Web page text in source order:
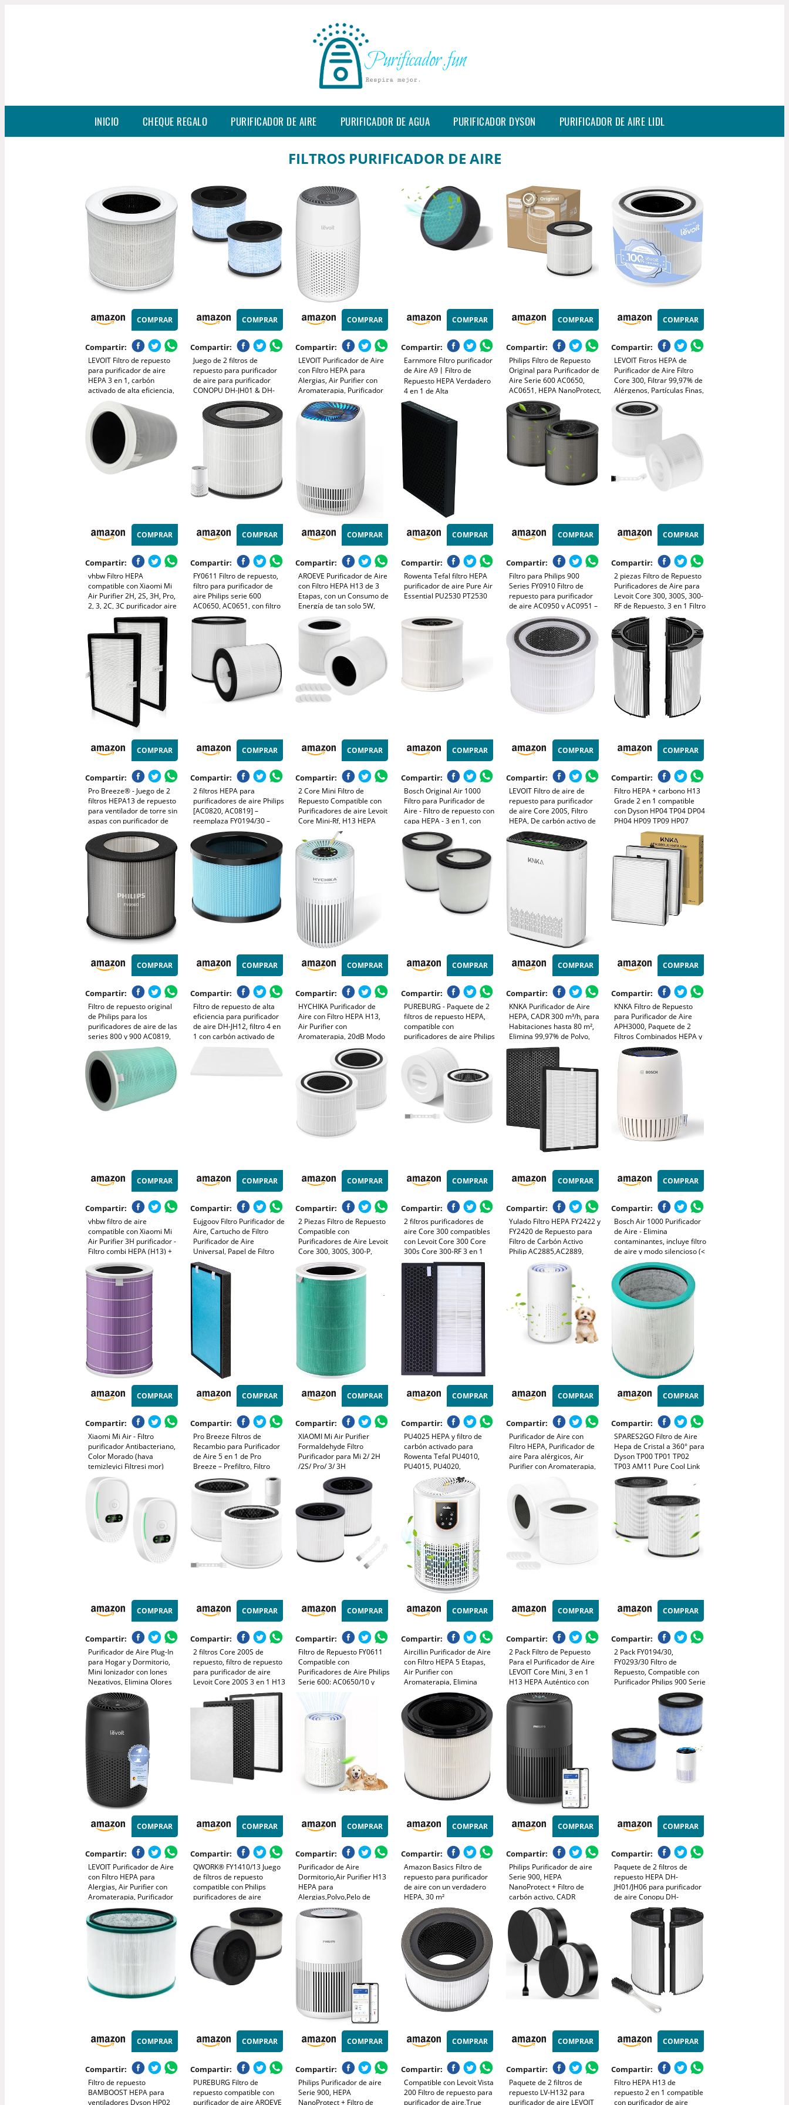
INICIO CHEQUE REGALO PURIFICADOR DE AIRE PURIFICADOR DE AGUA PURIFICADOR DYSON PURIFICADOR DE AIRE LIDL
FILTROS PURIFICADOR DE AIRE
COMPRAR
Compartir:
LEVOIT Filtro de repuesto
para purificador de aire
HEPA 3 en 1, carbón
activado de alta eficiencia,
núcleo mini-RF blanco
COMPRAR
Compartir:
Juego de 2 filtros de
repuesto para purificador
de aire para purificador
CONOPU DH-JH01 & DH-
JH06, MK01 Filtro de
repuesto HEPA compatible
con AROEVE MK06, ToLife
TZ-K1, Kloudi DH-JH01, filtro
COMPRAR
Compartir:
LEVOIT Purificador de Aire
con Filtro HEPA para
Alergias, Air Purifier con
Aromaterapia, Purificador
Aire Silencioso 25dB, Bajo
Consumo de Energía de 7W,
Core Mini
COMPRAR
Compartir:
Earnmore Filtro purificador
de Aire A9丨Filtro de
Repuesto HEPA Verdadero
4 en 1 de Alta
eficiencia,Compatible con
purificador de Aire, Elimina
los olores y el 99.7% de Las
partículas en el Aire.
COMPRAR
Compartir:
Philips Filtro de Repuesto
Original para Purificador de
Aire Serie 600 AC0650,
AC0651, HEPA NanoProtect,
12 Meses de Vida Útil
(FY0611/30)
COMPRAR
Compartir:
LEVOIT Fitros HEPA de
Purificador de Aire Filtro
Core 300, Filtrar 99,97% de
Alérgenos, Partículas Finas,
Tabaco, Humo, Polvo, Polen,
Core 300S-RF
COMPRAR
Compartir:
vhbw Filtro HEPA
compatible con Xiaomi Mi
Air Purifier 2H, 2S, 3H, Pro,
2, 3, 2C, 3C purificador aire
- Filtro de repuesto
COMPRAR
Compartir:
FY0611 Filtro de repuesto,
filtro para purificador de
aire Philips serie 600
AC0650, AC0651, con filtro
previo y HEPA NanoProtect.
Elimina eficazmente el
alérgenos y el polen
COMPRAR
Compartir:
AROEVE Purificador de Aire
con Filtro HEPA H13 de 3
Etapas, con un Consumo de
Energía de tan solo 5W,
Aroma, Combate el Polen,
el Humo y el Pelo de
COMPRAR
Compartir:
Rowenta Tefal filtro HEPA
purificador de aire Pure Air
Essential PU2530 PT2530
COMPRAR
Compartir:
Filtro para Philips 900
Series FY0910 Filtro de
repuesto para purificador
de aire AC0950 y AC0951 –
3 en 1 HEPA NanoProtect
H13 + carbón activo + capa
de fibra, FY0910/30
(paquete de 2)
COMPRAR
Compartir:
2 piezas Filtro de Repuesto
Purificadores de Aire para
Levoit Core 300, 300S, 300-
RF de Repuesto, 3 en 1 Filtro
H13 HEPA Filtros de Carbón
Activado, elimina el 99% del
polvo y las partículas
COMPRAR
Compartir:
Pro Breeze® - Juego de 2
filtros HEPA13 de repuesto
para ventilador de torre sin
aspas con purificador de
aire (PB-F-22FW)
COMPRAR
Compartir:
2 filtros HEPA para
purificadores de aire Philips
[AC0820, AC0819] –
reemplaza FY0194/30 –
filtro de repuesto para aire
limpio y alergias
COMPRAR
Compartir:
2 Core Mini Filtro de
Repuesto Compatible con
Purificadores de aire Levoit
Core Mini-Rf, H13 HEPA
Triple Filtración Purificador
de Aire con 12 Esponjas
Aromáticas
COMPRAR
Compartir:
Bosch Original Air 1000
Filtro para Purificador de
Aire - Filtro de repuesto con
capa HEPA - 3 en 1, con
filtro de carbón activo - para
polvo, polvo fino y olores en
el aire
COMPRAR
Compartir:
LEVOIT Filtro de aire de
repuesto para purificador
de aire Core 200S, Filtro
HEPA, De carbón activo de
alta eficiencia y prefiltro,
Contra alergias, Humo,
Polvo, Polen, Color Blanco
COMPRAR
Compartir:
Filtro HEPA + carbono H13
Grade 2 en 1 compatible
con Dyson HP04 TP04 DP04
PH04 HP09 TP09 HP07
TP07 PH03 PH01
COMPRAR
Compartir:
Filtro de repuesto original
de Philips para los
purificadores de aire de las
series 800 y 900 AC0819,
AC0820, AC0920, AC0921,
HEPA NanoProtect, 12
meses de duración,
negro/blanco (FY0900/30)
COMPRAR
Compartir:
Filtro de repuesto de alta
eficiencia para purificador
de aire DH-JH12, filtro 4 en
1 con carbón activado de
alto rendimiento y prefiltro–
y COV
COMPRAR
Compartir:
HYCHIKA Purificador de
Aire con Filtro HEPA H13,
Air Purifier con
Aromaterapia, 20dB Modo
Sueño, Elimina 99,97% de
Polvo, Polen, Humo y
Olores, 3 Luces Nocturnas,
Temporizador, para Hogar
y Dormitorio
COMPRAR
Compartir:
PUREBURG - Paquete de 2
filtros de repuesto HEPA,
compatible con
purificadores de aire Philips
serie 800 AC0830/10,
AC0820/30, AC0820/10,
AC0819/10, código de
artículo FY0194/30
COMPRAR
Compartir:
KNKA Purificador de Aire
HEPA, CADR 300 m³/h, para
Habitaciones hasta 80 m²,
Elimina 99,97% de Polvo,
Polen y Olores, Sensor
Inteligente, Modo Auto y
Reposo, Ideal para
Fumadores y Mascotas
(APH3000)
COMPRAR
Compartir:
KNKA Filtro de Repuesto
para Purificador de Aire
APH3000, Paquete de 2
Filtros Combinados HEPA y
Carbón Activo, Elimina
99,97% Polvo, Polen y
COMPRAR
Compartir:
vhbw filtro de aire
compatible con Xiaomi Mi
Air Purifier 3H purificador -
Filtro combi HEPA (H13) +
carbón activo
COMPRAR
Compartir:
Eujgoov Filtro Purificador de
Aire, Cartucho de Filtro
Purificador de Aire
Universal, Papel de Filtro
HEPA, Filtro Pet
COMPRAR
Compartir:
2 Piezas Filtro de Repuesto
Compatible con
Purificadores de Aire Levoit
Core 300, 300S, 300-P,
P350, 3 en 1 con Filtro HEPA
H13, Filtro de Carbón
Activado y Prefiltro,
Repuesto Core 300-RF
COMPRAR
Compartir:
2 filtros purificadores de
aire Core 300 compatibles
con Levoit Core 300 Core
300s Core 300-RF 3 en 1
H13 HEPA carbón activado,
limpia hasta un 99,98% de
polvo, polen, alérgenos
para alérgicos y
COMPRAR
Compartir:
Yulado Filtro HEPA FY2422 y
FY2420 de Repuesto para
Filtro de Carbón Activo
Philip AC2885,AC2889,
AC2887,AC2882,AC3829,
9series 2000 y 3000, Filtro
Filtro Hepa y Carbón Activo
COMPRAR
Compartir:
Bosch Air 1000 Purificador
de Aire - Elimina
contaminantes, incluye filtro
de aire y modo silencioso (<
25 dB(A)) - para superficies
de hasta 23 m² - con modo
automático - CADR: 100
m³/h
COMPRAR
Compartir:
Xiaomi Mi Air - Filtro
purificador Antibacteriano,
Color Morado (hava
temizleyici Filtresi mor)
COMPRAR
Compartir:
Pro Breeze Filtros de
Recambio para Purificador
de Aire 5 en 1 de Pro
Breeze – Prefiltro, Filtro
HEPA, Filtro de Carbón
Activado y Filtro Catalizador
de Frío
COMPRAR
Compartir:
XIAOMI Mi Air Purifier
Formaldehyde Filtro
Purificador para Mi 2/ 2H
/2S/ Pro/ 3/ 3H
COMPRAR
Compartir:
PU4025 HEPA y filtro de
carbón activado para
Rowenta Tefal PU4010,
PU4015, PU4020,
PU4020F1, PU4025 Filtro de
aire de repuesto para
purificador de aire,
XD6070F, XD6074F0,
XD6060, filtro de XD6060F0
COMPRAR
Compartir:
Purificador de Aire con
Filtro HEPA, Purificador de
aire Para alérgicos, Air
Purifier con Aromaterapia,
humo, Blanco
COMPRAR
Compartir:
SPARES2GO Filtro de Aire
Hepa de Cristal a 360° para
Dyson TP00 TP01 TP02
TP03 AM11 Pure Cool Link
Torre Purificadora de Aire
COMPRAR
Compartir:
Purificador de Aire Plug-In
para Hogar y Dormitorio,
Mini Ionizador con Iones
Negativos, Elimina Olores
Humo/Mascotas/Zapatos,
Silencioso y sin Filtros, para
Cocina/Oficina/Baño (2)
COMPRAR
Compartir:
2 filtros Core 200S de
repuesto, filtro de repuesto
para purificador de aire
Levoit Core 200S 3 en 1 H13
HEPA de repuesto de
carbón activo, limpia hasta
un 99,98% de polvo, polen,
alérgenos para
COMPRAR
Compartir:
Filtro de Repuesto FY0611
Compatible con
Purificadores de Aire Philips
Serie 600: AC0650/10 y
AC0651/10, Número de
Pieza FY0611/30, Paquete
de 2 Filtros H13 True HEPA
+ 2 Cepillos de Limpieza
COMPRAR
Compartir:
Aircillin Purificador de Aire
con Filtro HEPA 5 Etapas,
Air Purifier con
Aromaterapia, Elimina
99.97% Polen, Caspa, Humo
y Olores, Silencio 25dB
Modo Sueño,
Temporizador, Luz, Bajo
Consumo 12W
COMPRAR
Compartir:
2 Pack Filtro de Pepuesto
Para el Purificador de Aire
LEVOIT Core Mini, 3 en 1
H13 HEPA Auténtico con
Filtro de Carbón Activado,
número de pieza: Core
COMPRAR
Compartir:
2 Pack FY0194/30,
FY0293/30 Filtro de
Repuesto, Compatible con
Purificador Philips 900 Serie
de Aire AC0830/10,
AC0820/10, AC0819/10 y
AC0951/13, Filtro HEPA 3 en
COMPRAR
Compartir:
LEVOIT Purificador de Aire
con Filtro HEPA para
Alergias, Air Purifier con
Aromaterapia, Purificador
Aire Silencioso, Bajo
Consumo de Energía de 7W,
Negro, Core Mini
COMPRAR
Compartir:
QWORK® FY1410/13 Juego
de filtros de repuesto
compatible con Philips
purificadores de aire
AC1212 AC1213 AC1214
AC1215 AC1217 AC1219
AC2729 (Incluye 1 filtro
HEPA y 1 filtro de carbón
activado)
COMPRAR
Compartir:
Purificador de Aire
Dormitorio,Air Purifier H13
HEPA para
Alergias,Polvo,Pelo de
Mascotas,Humo y
Olores,Mini Purificador Aire
COMPRAR
Compartir:
Amazon Basics Filtro de
repuesto para purificador
de aire con un verdadero
HEPA, 30 m²
COMPRAR
Compartir:
Philips Purificador de aire
Serie 900, HEPA
NanoProtect + Filtro de
carbón activo, CADR
250m³/h para alérgicos de
65m², silencioso, inteligente
y de bajo consumo
(AC0951/13)
COMPRAR
Compartir:
Paquete de 2 filtros de
repuesto HEPA DH-
JH01/JH06 para purificador
de aire Conopu DH-
JH01/DH-JH06, filtro
purificador de aire Conopu,
filtración de carbón activo
COMPRAR
Compartir:
Filtro de repuesto
BAMBOOST HEPA para
ventiladores Dyson HP02
COMPRAR
Compartir:
PUREBURG Filtro de
repuesto compatible con
purificador de aire AROEVE
COMPRAR
Compartir:
Philips Purificador de aire
Serie 900, HEPA
NanoProtect + Filtro de
COMPRAR
Compartir:
Compatible con Levoit Vista
200 Filtro de repuesto para
purificador de aire,True
COMPRAR
Compartir:
Paquete de 2 filtros de
repuesto LV-H132 para
purificador de aire LEVOIT
COMPRAR
Compartir:
Filtro HEPA H13 de
repuesto 2 en 1 compatible
con purificador de aire